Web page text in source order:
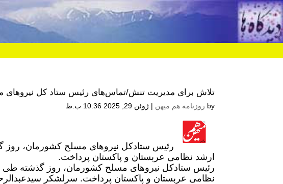
تلاش برای مدیریت تنش/تماس‏‌های رئیس ستاد کل نیروهای
by روزنامه هم میهن |ژوئن 29, 2025 10:36 ب.ظ
رئیس ستادکل نیروهای مسلح کشورمان، روز
ارشد نظامی عربستان و پاکستان پرداخت.
رئیس ستادکل نیروهای مسلح کشورمان، روز گذشته طی
نظامی عربستان و پاکستان پرداخت. سرلشکر